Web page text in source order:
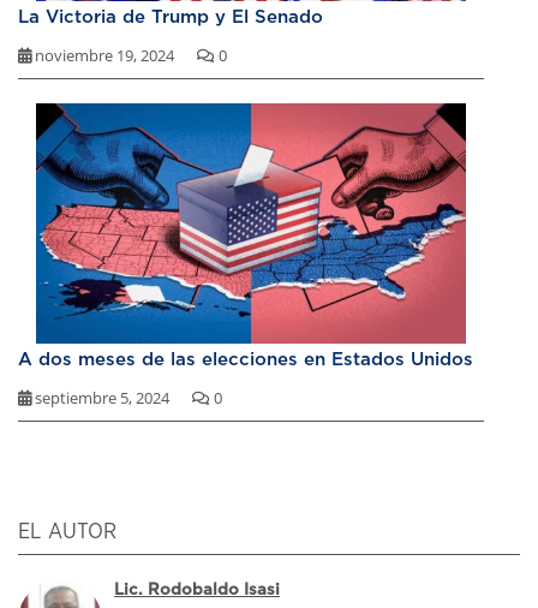
La Victoria de Trump y El Senado
noviembre 19, 2024 0
A dos meses de las elecciones en Estados Unidos
septiembre 5, 2024 0
EL AUTOR
Lic. Rodobaldo Isasi